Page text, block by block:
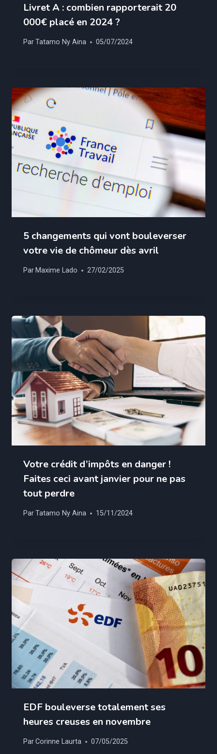
Livret A : combien rapporterait 20
000€ placé en 2024 ?
ParTatamo Ny Aina 05/07/2024
5 changements qui vont bouleverser
votre vie de chômeur dès avril
Par Maxime Lado 27/02/2025
Votre crédit d’impôts en danger !
Faites ceci avant janvier pour ne pas
tout perdre
ParTatamo Ny Aina 15/11/2024
EDF bouleverse totalement ses
heures creuses en novembre
ParCorinne Laurta 07/05/2025